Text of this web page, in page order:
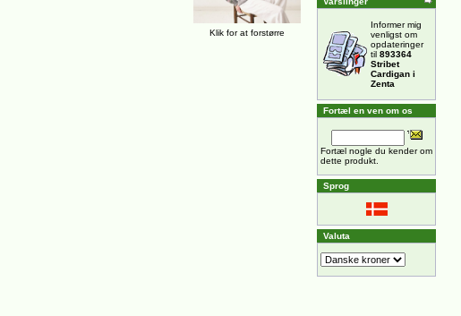
Klik for at forstørre
Informer mig
venligst om
opdateringer
til 893364
Stribet
Cardigan i
Zenta
Fortæl en ven om os
Fortæl nogle du kender om
dette produkt.
Sprog
Valuta